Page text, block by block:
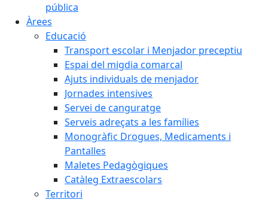
pública
Àrees
Educació
Transport escolar i Menjador preceptiu
Espai del migdia comarcal
Ajuts individuals de menjador
Jornades intensives
Servei de canguratge
Serveis adreçats a les famílies
Monogràfic Drogues, Medicaments i
Pantalles
Maletes Pedagògiques
Catàleg Extraescolars
Territori